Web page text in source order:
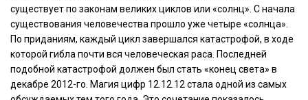
существует по законам великих циклов или «солнц». С начала
существования человечества прошло уже четыре «солнца».
По приданиям, каждый цикл завершался катастрофой, в ходе
которой гибла почти вся человеческая раса. Последней
подобной катастрофой должен был стать «конец света» в
декабре 2012-го. Магия цифр 12.12.12 стала одной из самых